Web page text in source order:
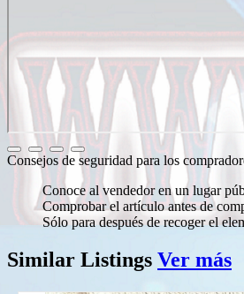
Consejos de seguridad para los
Conoce al vendedor en un lugar
Comprobar el artículo antes de
Sólo para después de recoger el
Similar Listings Ver más